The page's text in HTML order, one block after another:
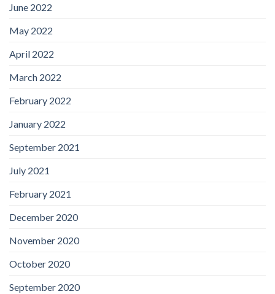
June 2022
May 2022
April 2022
March 2022
February 2022
January 2022
September 2021
July 2021
February 2021
December 2020
November 2020
October 2020
September 2020